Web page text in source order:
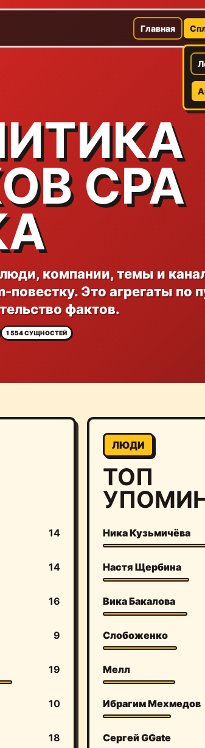
Главная
CPA
компании, темы и
повестку. Это агрегаты по
фактов.
1 554 СУЩНОСТЕЙ
14
14
16
9
19
10
18
ЛЮДИ
ТОП
Ника Кузьмичёва
Настя Щербина
Вика Бакалова
Слобоженко
Мелл
Ибрагим Мехмедов
Сергей GGate